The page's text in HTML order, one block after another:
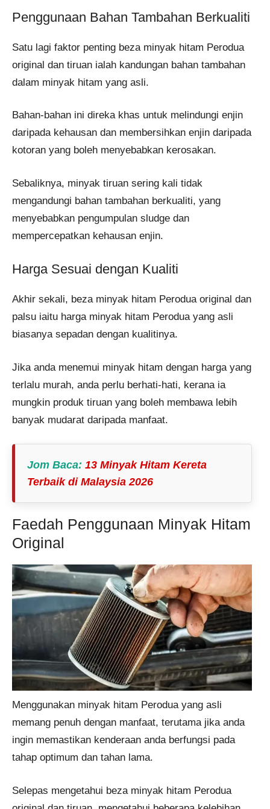
Penggunaan Bahan Tambahan Berkualiti
Satu lagi faktor penting beza minyak hitam Perodua
original dan tiruan ialah kandungan bahan tambahan
dalam minyak hitam yang asli.
Bahan-bahan ini direka khas untuk melindungi enjin
daripada kehausan dan membersihkan enjin daripada
kotoran yang boleh menyebabkan kerosakan.
Sebaliknya, minyak tiruan sering kali tidak
mengandungi bahan tambahan berkualiti, yang
menyebabkan pengumpulan sludge dan
mempercepatkan kehausan enjin.
Harga Sesuai dengan Kualiti
Akhir sekali, beza minyak hitam Perodua original dan
palsu iaitu harga minyak hitam Perodua yang asli
biasanya sepadan dengan kualitinya.
Jika anda menemui minyak hitam dengan harga yang
terlalu murah, anda perlu berhati-hati, kerana ia
mungkin produk tiruan yang boleh membawa lebih
banyak mudarat daripada manfaat.
Jom Baca: 13 Minyak Hitam Kereta
Terbaik di Malaysia 2026
Faedah Penggunaan Minyak Hitam
Original
Menggunakan minyak hitam Perodua yang asli
memang penuh dengan manfaat, terutama jika anda
ingin memastikan kenderaan anda berfungsi pada
tahap optimum dan tahan lama.
Selepas mengetahui beza minyak hitam Perodua